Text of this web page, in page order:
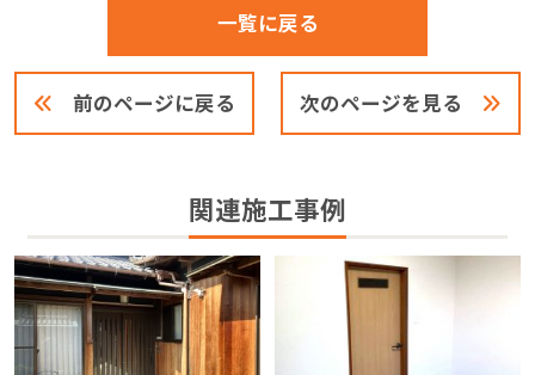
前のページに戻る
一覧に戻る
次のページを見る
関連施工事例